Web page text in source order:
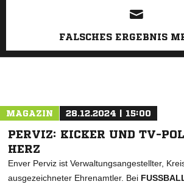
FALSCHES ERGEBNIS
MAGAZIN 28.12.2024 | 15:00
PERVIZ: KICKER UND TV-
HERZ
Enver Perviz ist Verwaltungsangestellter,
ausgezeichneter Ehrenamtler. Bei